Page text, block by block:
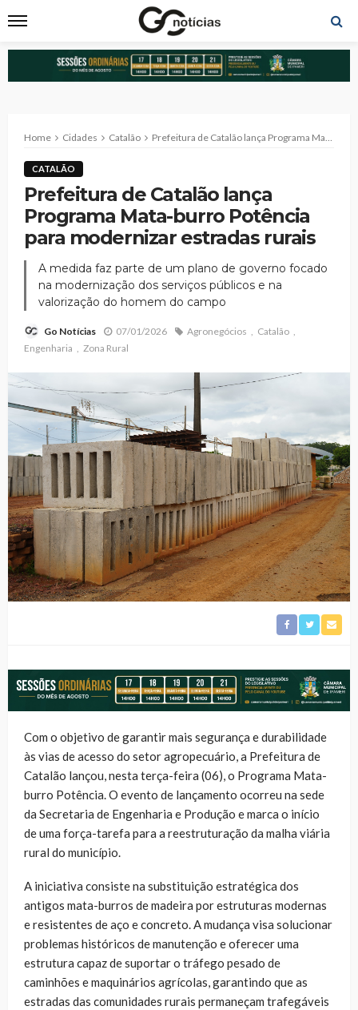
Home Cidades Catalão Prefeitura de Catalão lança Programa Mata-burro Potência para modernizar estradas rurais
CATALÃO
Prefeitura de Catalão lança
Programa Mata-burro Potência
para modernizar estradas rurais
A medida faz parte de um plano de governo focado
na modernização dos serviços públicos e na
valorização do homem do campo
Go Notícias 07/01/2026 Agronegócios
Catalão
Engenharia
Zona Rural
Com o objetivo de garantir mais segurança e durabilidade
às vias de acesso do setor agropecuário, a Prefeitura de
Catalão lançou, nesta terça-feira (06), o Programa Mata-
burro Potência. O evento de lançamento ocorreu na sede
da Secretaria de Engenharia e Produção e marca o início
de uma força-tarefa para a reestruturação da malha viária
rural do município.
A iniciativa consiste na substituição estratégica dos
antigos mata-burros de madeira por estruturas modernas
e resistentes de aço e concreto. A mudança visa solucionar
problemas históricos de manutenção e oferecer uma
estrutura capaz de suportar o tráfego pesado de
caminhões e maquinários agrícolas, garantindo que as
estradas das comunidades rurais permaneçam trafegáveis